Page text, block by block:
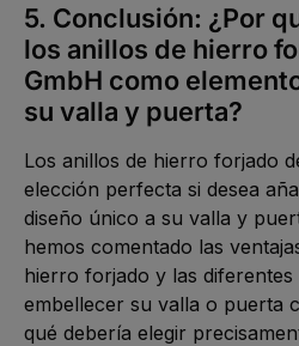
5. Conclusión: ¿Por
los anillos de hierro
GmbH como
su valla y puerta?
Los anillos de hierro forjado
elección perfecta si desea
diseño único a su valla y
hemos comentado las
hierro forjado y las diferentes
embellecer su valla o puerta
qué debería elegir